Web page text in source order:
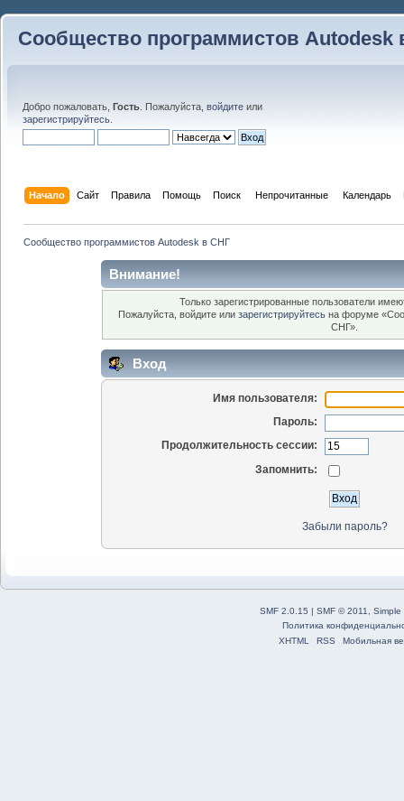
Сообщество программистов Autodesk
Добро пожаловать, Гость . Пожалуйста, войдите или
зарегистрируйтесь
Начало Сайт Правила Помощь Поиск Непрочитанные Календарь
Сообщество программистов Autodesk в СНГ
Внимание!
Только зарегистрированные пользователи
Пожалуйста, войдите или зарегистрируйтесь на форуме
СНГ».
Вход
Имя пользователя:
Пароль:
Продолжительность сессии:
Запомнить:
Забыли пароль?
SMF 2.0.15 | SMF © 2011
Simple
Политика
XHTML
RSS Мобильная